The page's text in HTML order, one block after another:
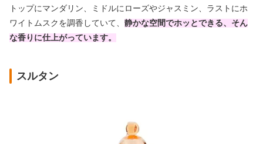
トップにマンダリン、ミドルにローズやジャスミン、ラストにホ
ワイトムスクを調香していて、 静かな空間でホッとできる、そん
な香りに仕上がっています。
スルタン